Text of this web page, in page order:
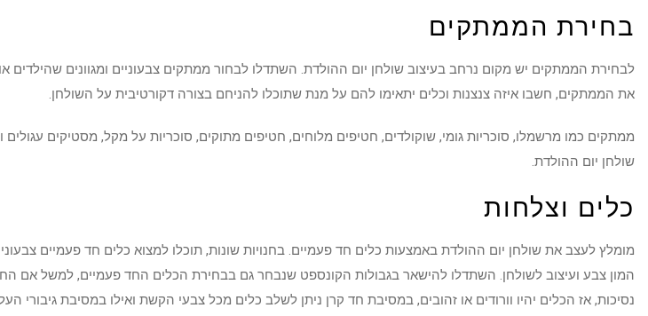
בחירת הממתקים
לבחירת הממתקים יש מקום נרחב בעיצוב שולחן יום ההולדת. השתדלו לבחור ממתקים צבעוניים ומגוונים שהילדים
את הממתקים, חשבו איזה צנצנות וכלים יתאימו להם על מנת שתוכלו להניחם בצורה דקורטיבית על השולחן.
ממתקים כמו מרשמלו, סוכריות גומי, שוקולדים, חטיפים מלוחים, חטיפים מתוקים, סוכריות על מקל, מסטיקים עגולים
שולחן יום ההולדת.
כלים וצלחות
מומלץ לעצב את שולחן יום ההולדת באמצעות כלים חד פעמיים. בחנויות שונות, תוכלו למצוא כלים חד פעמיים
המון צבע ועיצוב לשולחן. השתדלו להישאר בגבולות הקונספט שנבחר גם בבחירת הכלים החד פעמיים, למשל אם
נסיכות, אז הכלים יהיו וורודים או זהובים, במסיבת חד קרן ניתן לשלב כלים מכל צבעי הקשת ואילו במסיבת גיבורי